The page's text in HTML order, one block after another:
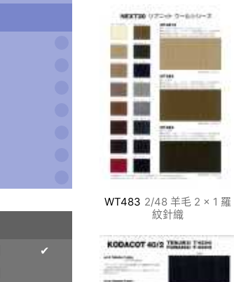
WT483 2/48 羊毛 2 × 1 羅
紋針織